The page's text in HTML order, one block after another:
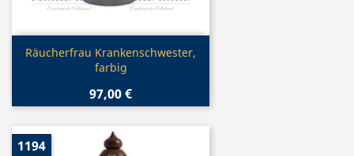
Vorschau
Räucherfrau Krankenschwester,
farbig
97,00 €
1194